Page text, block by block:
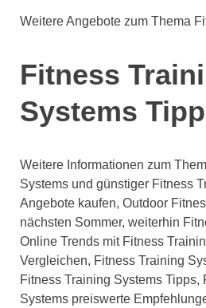
Weitere Angebote zum Thema
Fitness
Systems
Weitere Informationen zum
Systems und günstiger Fitness
Angebote kaufen, Outdoor
nächsten Sommer, weiterhin
Online Trends mit Fitness
Vergleichen, Fitness Training
Fitness Training Systems Tipps,
Systems preiswerte